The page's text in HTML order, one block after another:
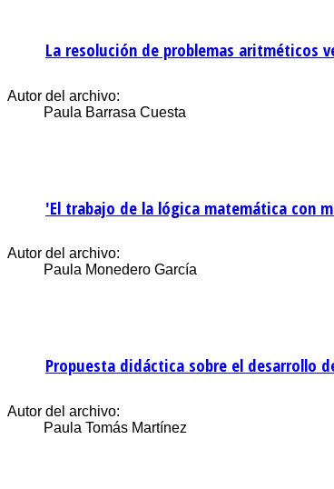
La resolución de problemas aritméticos
Autor del archivo:
Paula Barrasa Cuesta
'El trabajo de la lógica matemática con
Autor del archivo:
Paula Monedero García
Propuesta didáctica sobre el desarrollo
Autor del archivo:
Paula Tomás Martínez